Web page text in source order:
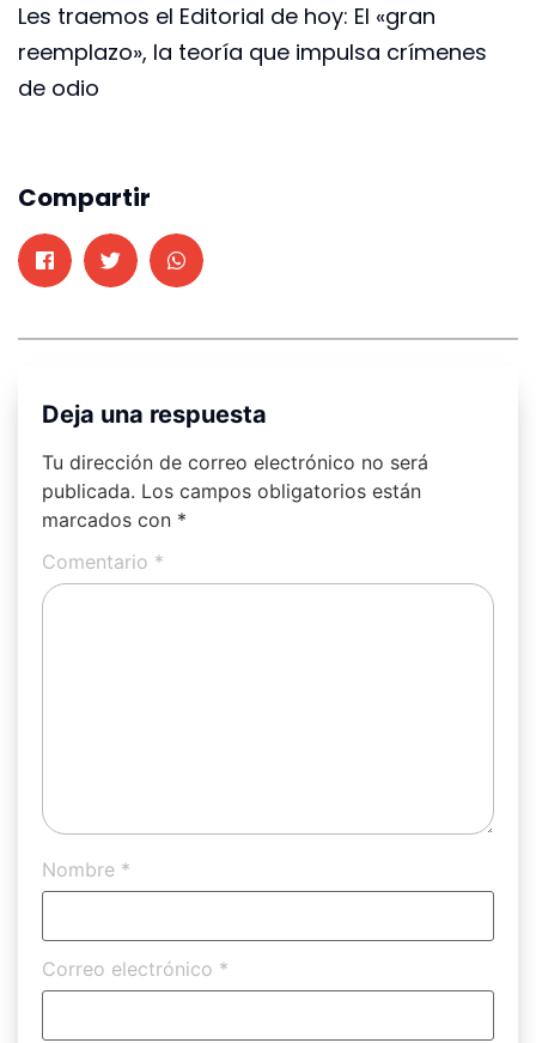
Les traemos el Editorial de hoy: El «gran
reemplazo», la teoría que impulsa crímenes
de odio
Compartir
Deja una respuesta
Tu dirección de correo electrónico no será
publicada. Los campos obligatorios están
marcados con *
Comentario *
Nombre *
Correo electrónico *